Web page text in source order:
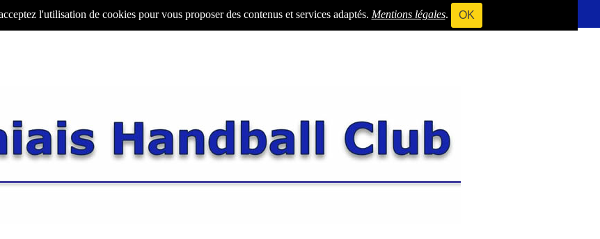
l'utilisation de cookies pour vous proposer des contenus et services adaptés. Mentions légales. OK